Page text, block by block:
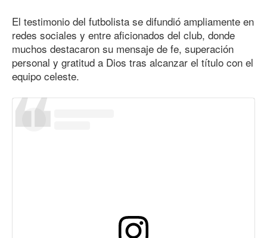
El testimonio del futbolista se difundió ampliamente en
redes sociales y entre aficionados del club, donde
muchos destacaron su mensaje de fe, superación
personal y gratitud a Dios tras alcanzar el título con el
equipo celeste.